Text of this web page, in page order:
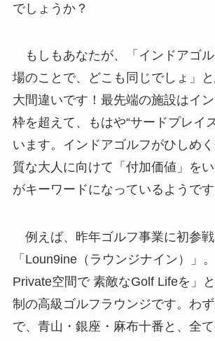
でしょうか？
もしもあなたが、「インドアゴ
場のことで、どこも同じでしょ」
大間違いです！最先端の施設はイ
枠を超えて、もはや“サードプレイ
います。インドアゴルフがひしめ
質な大人に向けて「付加価値」を
がキーワードになっているようです
例えば、昨年ゴルフ事業に初参
「Loun9ine（ラウンジナイン）」
Private空間で 素敵なGolf Lifeを」
制の高級ゴルフラウンジです。わ
で、青山・銀座・麻布十番と、全